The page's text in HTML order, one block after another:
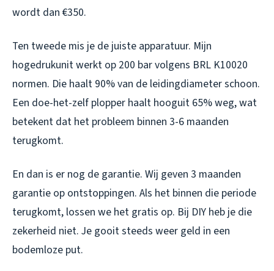
wordt dan €350.
Ten tweede mis je de juiste apparatuur. Mijn
hogedrukunit werkt op 200 bar volgens BRL K10020
normen. Die haalt 90% van de leidingdiameter schoon.
Een doe-het-zelf plopper haalt hooguit 65% weg, wat
betekent dat het probleem binnen 3-6 maanden
terugkomt.
En dan is er nog de garantie. Wij geven 3 maanden
garantie op ontstoppingen. Als het binnen die periode
terugkomt, lossen we het gratis op. Bij DIY heb je die
zekerheid niet. Je gooit steeds weer geld in een
bodemloze put.